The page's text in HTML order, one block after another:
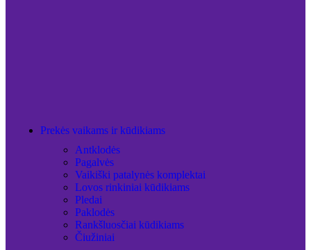
Prekės vaikams ir kūdikiams
Antklodės
Pagalvės
Vaikiški patalynės komplektai
Lovos rinkiniai kūdikiams
Pledai
Paklodės
Rankšluosčiai kūdikiams
Čiužiniai